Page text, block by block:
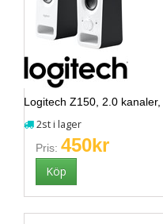
Logitech Z150, 2.0
2st i lager
Pris: 450kr